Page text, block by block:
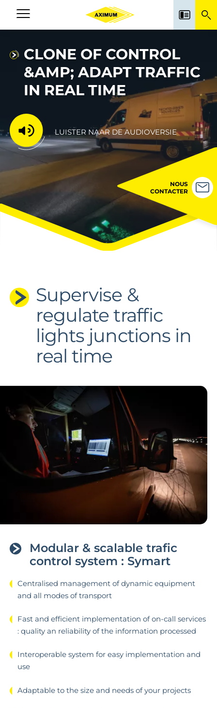
content
Navigation
principale
CLONE OF CONTROL
&AMP; ADAPT TRAFFIC
IN REAL TIME
LUISTER NAAR DE AUDIOVERSIE
Supervise &
regulate traffic
lights junctions in
real time
Modular & scalable trafic
control system : Symart
Centralised management of dynamic equipment
and all modes of transport
Fast and efficient implementation of on-call services
: quality an reliability of the information processed
Interoperable system for easy implementation and
use
Adaptable to the size and needs of your projects
NOUS
CONTACTER